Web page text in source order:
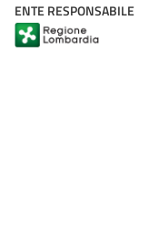
ENTE RESPONSABILE